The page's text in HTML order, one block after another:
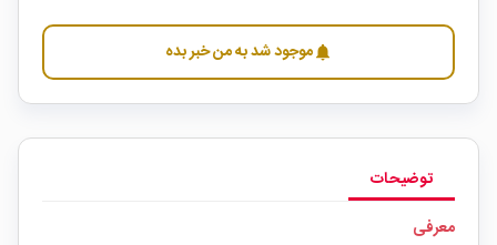
notificationsموجود شد به من خبر بده
توضیحات
معرفی